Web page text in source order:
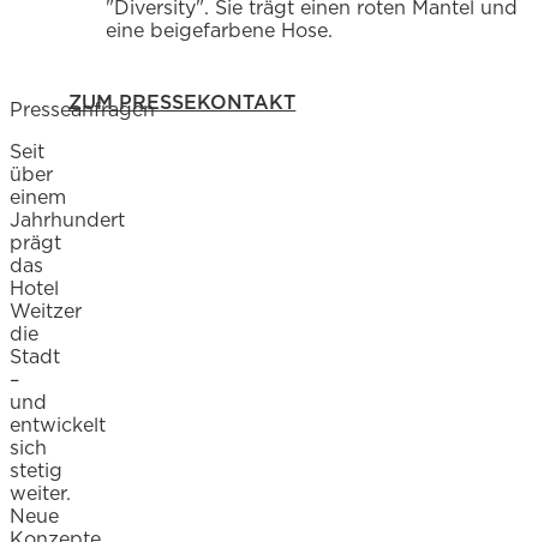
Presseanfragen
Seit
über
einem
Jahrhundert
prägt
das
Hotel
Weitzer
die
Stadt
–
und
entwickelt
sich
stetig
weiter.
Neue
ZUM PRESSEKONTAKT